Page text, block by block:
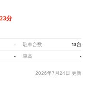
分
- 駐車台数 13台
- 車高 -
2026年7月24日 更新